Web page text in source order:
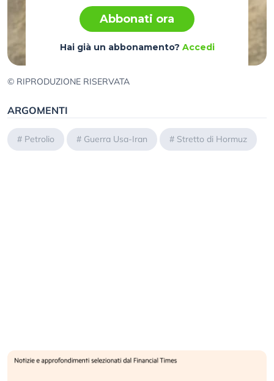
Abbonati ora
Hai già un abbonamento? Accedi
© RIPRODUZIONE RISERVATA
ARGOMENTI
# Petrolio # Guerra Usa-Iran # Stretto di Hormuz